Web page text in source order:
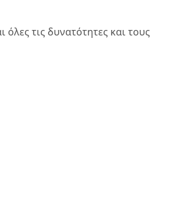
τις δυνατότητες και τους